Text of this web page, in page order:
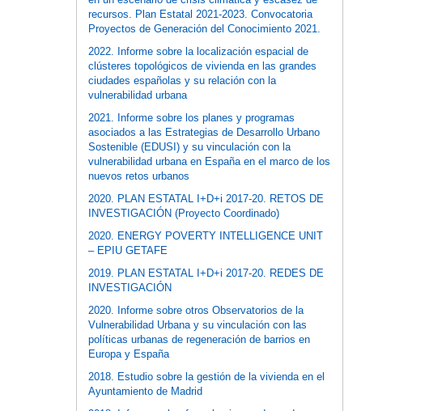
recursos. Plan Estatal 2021-2023. Convocatoria
Proyectos de Generación del Conocimiento 2021.
2022. Informe sobre la localización espacial de
clústeres topológicos de vivienda en las grandes
ciudades españolas y su relación con la
vulnerabilidad urbana
2021. Informe sobre los planes y programas
asociados a las Estrategias de Desarrollo Urbano
Sostenible (EDUSI) y su vinculación con la
vulnerabilidad urbana en España en el marco de los
nuevos retos urbanos
2020. PLAN ESTATAL I+D+i 2017-20. RETOS DE
INVESTIGACIÓN (Proyecto Coordinado)
2020. ENERGY POVERTY INTELLIGENCE UNIT
– EPIU GETAFE
2019. PLAN ESTATAL I+D+i 2017-20. REDES DE
INVESTIGACIÓN
2020. Informe sobre otros Observatorios de la
Vulnerabilidad Urbana y su vinculación con las
políticas urbanas de regeneración de barrios en
Europa y España
2018. Estudio sobre la gestión de la vivienda en el
Ayuntamiento de Madrid